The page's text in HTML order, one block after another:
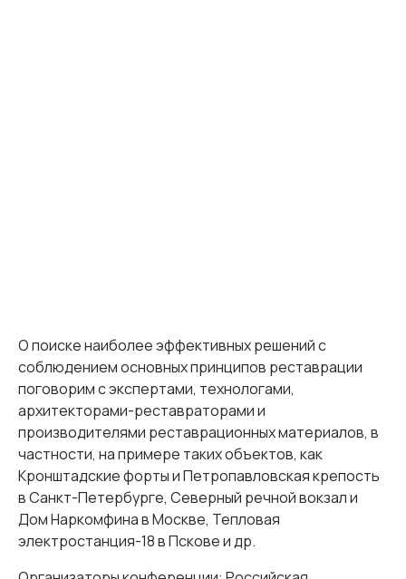
О поиске наиболее эффективных решений с
соблюдением основных принципов реставрации
поговорим с экспертами, технологами,
архитекторами-реставраторами и
производителями реставрационных материалов, в
частности, на примере таких объектов, как
Кронштадские форты и Петропавловская крепость
в Санкт-Петербурге, Северный речной вокзал и
Дом Наркомфина в Москве, Тепловая
электростанция-18 в Пскове и др.